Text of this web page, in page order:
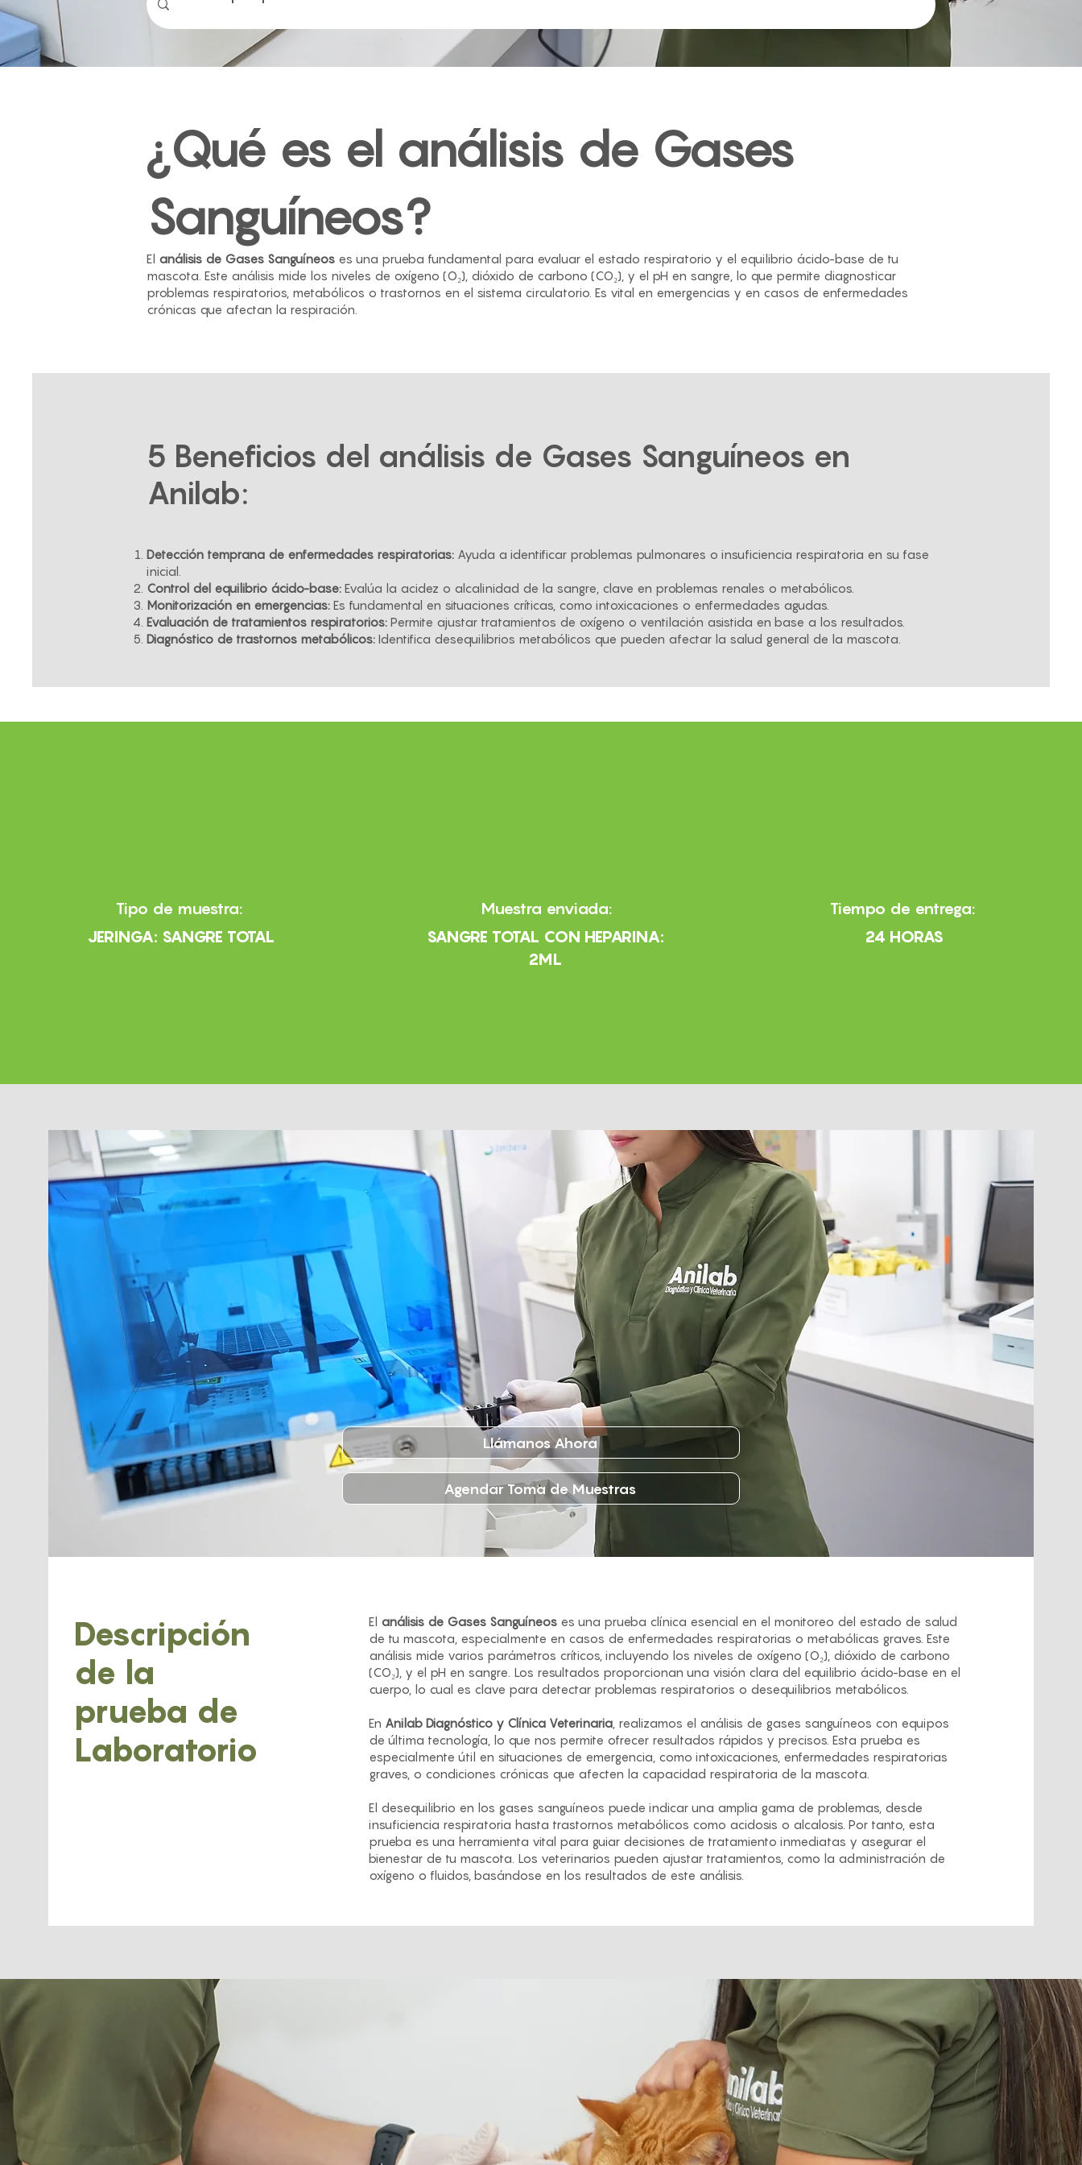
¿Qué es el análisis de Gases
Sanguíneos?
El análisis de Gases Sanguíneos es una prueba fundamental para evaluar el estado respiratorio y el equilibrio ácido-base de tu
mascota. Este análisis mide los niveles de oxígeno (O₂), dióxido de carbono (CO₂), y el pH en sangre, lo que permite diagnosticar
problemas respiratorios, metabólicos o trastornos en el sistema circulatorio. Es vital en emergencias y en casos de enfermedades
crónicas que afectan la respiración.
5 Beneficios del análisis de Gases Sanguíneos en
Anilab:
Detección temprana de enfermedades respiratorias: Ayuda a identificar problemas pulmonares o insuficiencia respiratoria en su fase
inicial.
Control del equilibrio ácido-base: Evalúa la acidez o alcalinidad de la sangre, clave en problemas renales o metabólicos.
Monitorización en emergencias: Es fundamental en situaciones críticas, como intoxicaciones o enfermedades agudas.
Evaluación de tratamientos respiratorios: Permite ajustar tratamientos de oxígeno o ventilación asistida en base a los resultados.
Diagnóstico de trastornos metabólicos: Identifica desequilibrios metabólicos que pueden afectar la salud general de la mascota.
Tipo de muestra:
JERINGA: SANGRE TOTAL
Muestra enviada:
SANGRE TOTAL CON HEPARINA:
2ML
Tiempo de entrega:
24 HORAS
Llámanos Ahora
Agendar Toma de Muestras
Descripción
de la
prueba de
Laboratorio
El análisis de Gases Sanguíneoses una prueba clínica esencial en el monitoreo del estado de salud
de tu mascota, especialmente en casos de enfermedades respiratorias o metabólicas graves. Este
análisis mide varios parámetros críticos, incluyendo los niveles de oxígeno (O₂), dióxido de carbono
(CO₂), y el pH en sangre. Los resultados proporcionan una visión clara del equilibrio ácido-base en el
cuerpo, lo cual es clave para detectar problemas respiratorios o desequilibrios metabólicos.
En Anilab Diagnóstico y Clínica Veterinaria, realizamos el análisis de gases sanguíneos con equipos
de última tecnología, lo que nos permite ofrecer resultados rápidos y precisos. Esta prueba es
especialmente útil en situaciones de emergencia, como intoxicaciones, enfermedades respiratorias
graves, o condiciones crónicas que afecten la capacidad respiratoria de la mascota.
El desequilibrio en los gases sanguíneos puede indicar una amplia gama de problemas, desde
insuficiencia respiratoria hasta trastornos metabólicos como acidosis o alcalosis. Por tanto, esta
prueba es una herramienta vital para guiar decisiones de tratamiento inmediatas y asegurar el
bienestar de tu mascota. Los veterinarios pueden ajustar tratamientos, como la administración de
oxígeno o fluidos, basándose en los resultados de este análisis.